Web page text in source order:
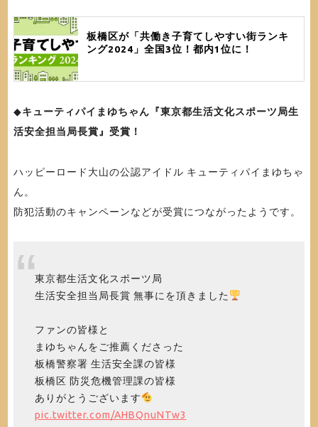
板橋区が「共働き子育てしやすい街ランキ
ング2024」全国3位！都内1位に！
◆キューティパイまゆちゃん『東京都生活文化スポーツ局生
活安全担当局長賞』受賞！
ハッピーロード大山の公認アイドル キューティパイまゆちゃ
ん。
防犯活動のキャンペーンなどが受賞につながったようです。
東京都生活文化スポーツ局
生活安全担当局長賞 無事にを頂きました
ファンの皆様と
まゆちゃんをご推薦くださった
板橋警察署 生活安全課の皆様
板橋区 防災危機管理課の皆様
ありがとうございます
pic.twitter.com/AHBQnuNTw3